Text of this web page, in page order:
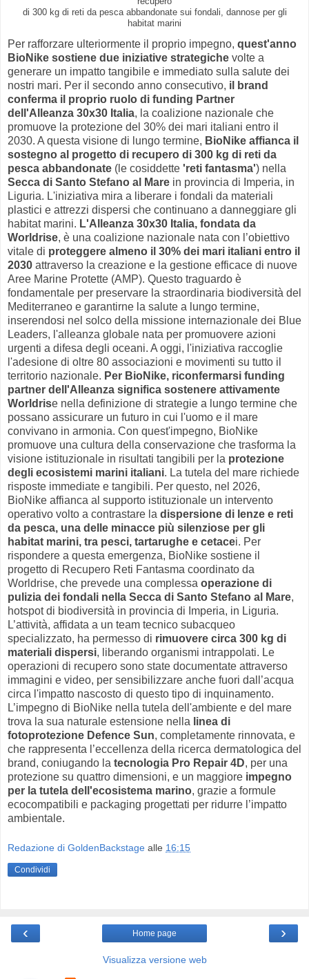
di 300 kg di reti da pesca abbandonate sui fondali, dannose per gli
habitat marini
Per rafforzare ulteriormente il proprio impegno, quest'anno
BioNike sostiene due iniziative strategiche volte a
generare un impatto tangibile e immediato sulla salute dei
nostri mari. Per il secondo anno consecutivo, il brand
conferma il proprio ruolo di funding Partner
dell'Alleanza 30x30 Italia, la coalizione nazionale che
promuove la protezione del 30% dei mari italiani entro il
2030. A questa visione di lungo termine, BioNike affianca il
sostegno al progetto di recupero di 300 kg di reti da
pesca abbandonate (le cosiddette 'reti fantasma') nella
Secca di Santo Stefano al Mare in provincia di Imperia, in
Liguria. L'iniziativa mira a liberare i fondali da materiali
plastici e attrezzi dispersi che continuano a danneggiare gli
habitat marini. L'Alleanza 30x30 Italia, fondata da
Worldrise, è una coalizione nazionale nata con l’obiettivo
vitale di proteggere almeno il 30% dei mari italiani entro il
2030 attraverso la creazione e la gestione efficace di nuove
Aree Marine Protette (AMP). Questo traguardo è
fondamentale per preservare la straordinaria biodiversità del
Mediterraneo e garantirne la salute a lungo termine,
inserendosi nel solco della missione internazionale dei Blue
Leaders, l'alleanza globale nata per promuovere azioni
urgenti a difesa degli oceani. A oggi, l'iniziativa raccoglie
l'adesione di oltre 80 associazioni e movimenti su tutto il
territorio nazionale. Per BioNike, riconfermarsi funding
partner dell'Alleanza significa sostenere attivamente
Worldrise nella definizione di strategie a lungo termine che
possano assicurare un futuro in cui l'uomo e il mare
convivano in armonia. Con quest'impegno, BioNike
promuove una cultura della conservazione che trasforma la
visione istituzionale in risultati tangibili per la protezione
degli ecosistemi marini italiani. La tutela del mare richiede
risposte immediate e tangibili. Per questo, nel 2026,
BioNike affianca al supporto istituzionale un intervento
operativo volto a contrastare la dispersione di lenze e reti
da pesca, una delle minacce più silenziose per gli
habitat marini, tra pesci, tartarughe e cetacei. Per
rispondere a questa emergenza, BioNike sostiene il
progetto di Recupero Reti Fantasma coordinato da
Worldrise, che prevede una complessa operazione di
pulizia dei fondali nella Secca di Santo Stefano al Mare,
hotspot di biodiversità in provincia di Imperia, in Liguria.
L’attività, affidata a un team tecnico subacqueo
specializzato, ha permesso di rimuovere circa 300 kg di
materiali dispersi, liberando organismi intrappolati. Le
operazioni di recupero sono state documentate attraverso
immagini e video, per sensibilizzare anche fuori dall’acqua
circa l'impatto nascosto di questo tipo di inquinamento.
L’impegno di BioNike nella tutela dell'ambiente e del mare
trova la sua naturale estensione nella linea di
fotoprotezione Defence Sun, completamente rinnovata, e
che rappresenta l’eccellenza della ricerca dermatologica del
brand, coniugando la tecnologia Pro Repair 4D, per una
protezione su quattro dimensioni, e un maggiore impegno
per la tutela dell'ecosistema marino, grazie a formule
ecocompatibili e packaging progettati per ridurre l’impatto
ambientale.
Redazione di GoldenBackstage alle 16:15
Condividi
‹ ›
Home page
Visualizza versione web